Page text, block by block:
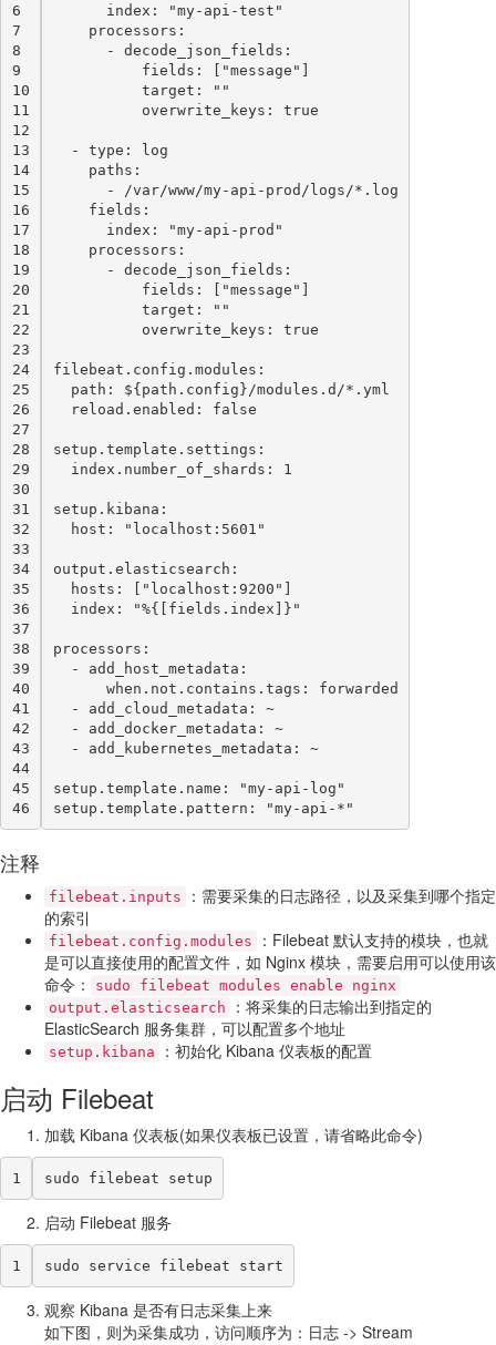
6
7
8
9
10
11
12
13
14
15
16
17
18
19
20
21
22
23
24
25
26
27
28
29
30
31
32
33
34
35
36
37
38
39
40
41
42
43
44
45
46
      index: "my-api-test"
    processors:
      - decode_json_fields:
          fields: ["message"]
          target: ""
          overwrite_keys: true
  - type: log
    paths:
      - /var/www/my-api-prod/logs/*.log
    fields:
      index: "my-api-prod"
    processors:
      - decode_json_fields:
          fields: ["message"]
          target: ""
          overwrite_keys: true
filebeat.config.modules:
  path: ${path.config}/modules.d/*.yml
  reload.enabled: false
setup.template.settings:
  index.number_of_shards: 1
setup.kibana:
  host: "localhost:5601"
output.elasticsearch:
  hosts: ["localhost:9200"]
  index: "%{[fields.index]}"
processors:
  - add_host_metadata:
      when.not.contains.tags: forwarded
  - add_cloud_metadata: ~
  - add_docker_metadata: ~
  - add_kubernetes_metadata: ~
setup.template.name: "my-api-log"
setup.template.pattern: "my-api-*"
注释
filebeat.inputs
：需要采集的日志路径，以及采集到哪个指定
的索引
filebeat.config.modules
：Filebeat 默认支持的模块，也就
是可以直接使用的配置文件，如 Nginx 模块，需要启用可以使用该
命令：
sudo filebeat modules enable nginx
output.elasticsearch
：将采集的日志输出到指定的
ElasticSearch 服务集群，可以配置多个地址
setup.kibana ：初始化 Kibana 仪表板的配置
启动 Filebeat
加载 Kibana 仪表板(如果仪表板已设置，请省略此命令)
1 sudo filebeat setup
启动 Filebeat 服务
1 sudo service filebeat start
观察 Kibana 是否有日志采集上来
如下图，则为采集成功，访问顺序为：日志 -> Stream